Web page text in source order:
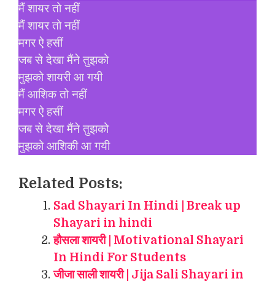
मैं शायर तो नहीं
मैं शायर तो नहीं
मगर ऐ हसीं
जब से देखा मैंने तुझको
मुझको शायरी आ गयी
मैं आशिक तो नहीं
मगर ऐ हसीं
जब से देखा मैंने तुझको
मुझको आशिकी आ गयी
Related Posts:
Sad Shayari In Hindi | Break up
Shayari in hindi
हौसला शायरी | Motivational Shayari
In Hindi For Students
जीजा साली शायरी | Jija Sali Shayari in